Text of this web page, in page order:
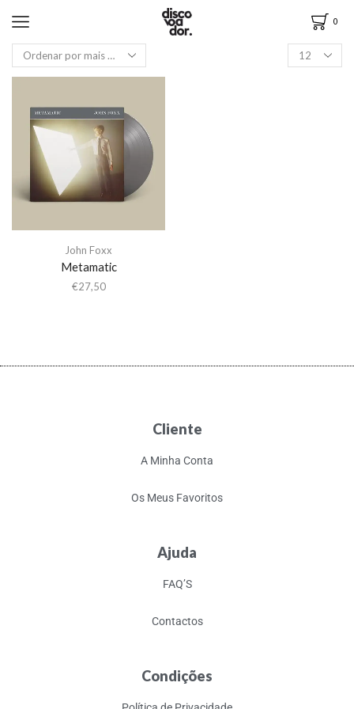
0
John Foxx
Metamatic
€27,50
Cliente
A Minha Conta
Os Meus Favoritos
Ajuda
FAQ’S
Contactos
Condições